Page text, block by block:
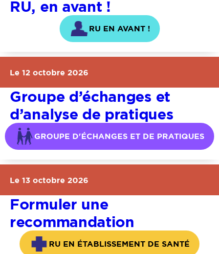
RU, en avant !
RU EN AVANT !
Le 12 octobre 2026
Groupe d’échanges et
d’analyse de pratiques
GROUPE D'ÉCHANGES ET DE PRATIQUES
Le 13 octobre 2026
Formuler une
recommandation
RU EN ÉTABLISSEMENT DE SANTÉ